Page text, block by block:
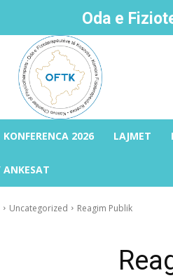
Oda e
KONFERENCA 2026 LAJMET
Uncategorized Reagim Publik